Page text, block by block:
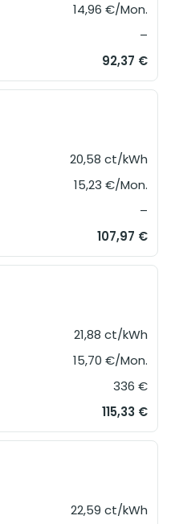
14,96 €/Mon.
–
92,37 €
20,58 ct/kWh
15,23 €/Mon.
–
107,97 €
21,88 ct/kWh
15,70 €/Mon.
336 €
115,33 €
22,59 ct/kWh